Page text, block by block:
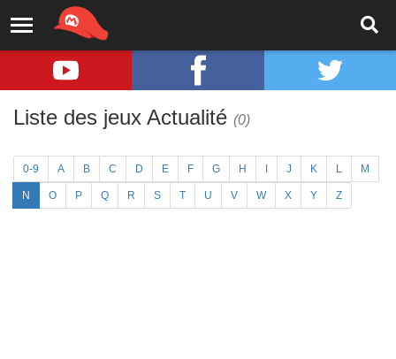
Liste des jeux Actualité (0)
0-9 A B C D E F G H J K L M
N O P Q R S T U V W X Y Z